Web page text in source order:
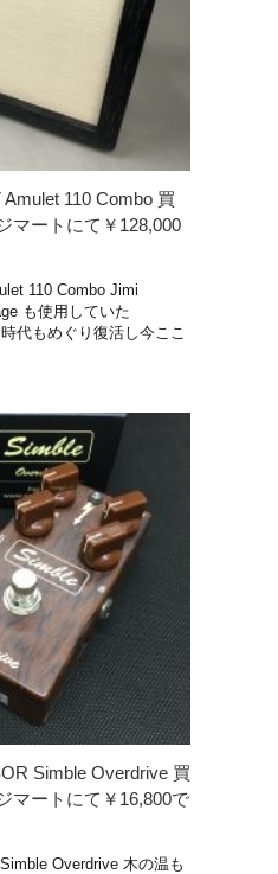
110 Combo 買
マートにて￥128,000
110 Combo Jimi
も使用していた
代もめぐり復活し今ここ
Simble Overdrive 買
マートにて￥16,800で
Overdrive 木の温も